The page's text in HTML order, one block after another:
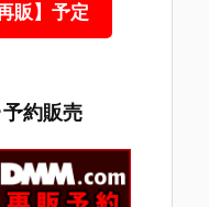
販】予定
約販売